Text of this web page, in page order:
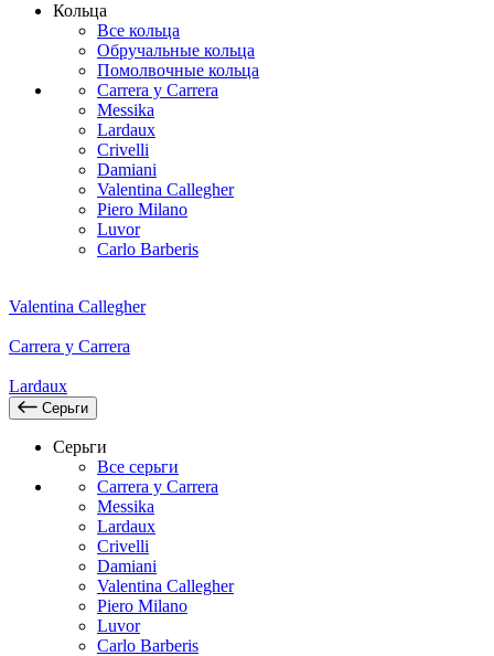
Кольца
Все кольца
Обручальные кольца
Помолвочные кольца
Carrera y Carrera
Messika
Lardaux
Crivelli
Damiani
Valentina Callegher
Piero Milano
Luvor
Carlo Barberis
Valentina Callegher
Carrera y Carrera
Lardaux
Серьги
Серьги
Все серьги
Carrera y Carrera
Messika
Lardaux
Crivelli
Damiani
Valentina Callegher
Piero Milano
Luvor
Carlo Barberis